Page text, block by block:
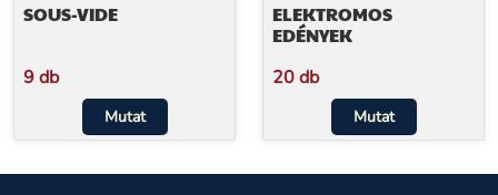
SOUS-VIDE
9 db
Mutat
ELEKTROMOS
EDÉNYEK
20 db
Mutat